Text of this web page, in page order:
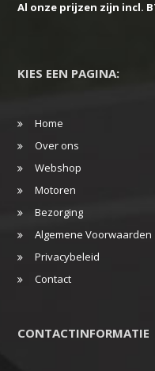
Al onze prijzen zijn incl.
KIES EEN PAGINA:
Home
Over ons
Webshop
Motoren
Bezorging
Algemene Voorwaarden
Privacybeleid
Contact
CONTACTINFORMATIE